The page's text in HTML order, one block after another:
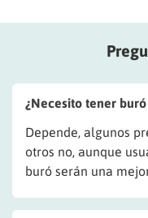
¿Necesito tener
Depende, algunos
otros no, aunque
buró serán una